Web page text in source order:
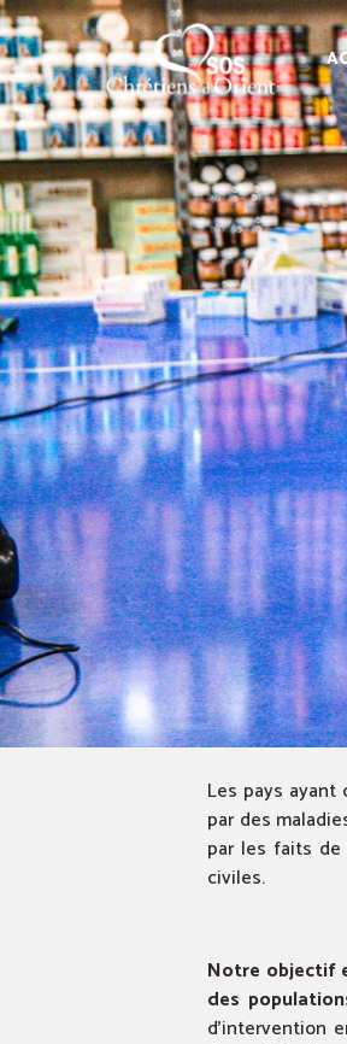
Les pays
par des
par les faits
civiles.
Notre objectif
des
d’intervention